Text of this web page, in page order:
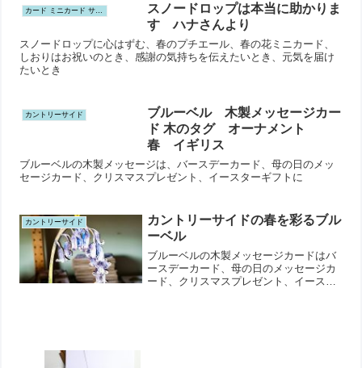
カード ミニカード サンキューカード ポストカード
スノードロップは本当に助かりま
す ハナさんより
スノードロップに心はずむ、春のプチエール、春の花ミニカード、
しおりはお祝いのとき、感謝の気持ちを伝えたいとき、元気を届け
たいとき
カントリーサイド
ブルーベル 木製メッセージカー
ド 木のタグ オーナメント
春 イギリス
ブルーベルの木製メッセージは、バースデーカード、母の日のメッ
セージカード、クリスマスプレゼント、イースターギフトに
カントリーサイド
カントリーサイドの春を彩るブル
ーベル
ブルーベルの木製メッセージカードはバ
ースデーカード、母の日のメッセージカ
ード、クリスマスプレゼント、イースタ